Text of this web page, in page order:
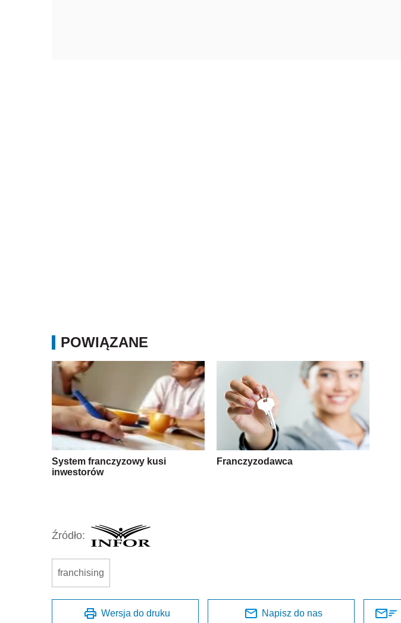
POWIĄZANE
System franczyzowy kusi
inwestorów
Franczyzodawca
Źródło:
franchising
Wersja do druku Napisz do nas